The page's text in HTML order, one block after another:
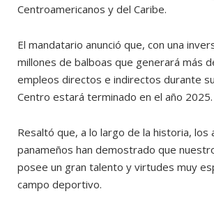
Centroamericanos y del Caribe.
El mandatario anunció que, con una
millones de balboas que generará más
empleos directos e indirectos durante
Centro estará terminado en el año 2025.
Resaltó que, a lo largo de la historia, los
panameños han demostrado que
posee un gran talento y virtudes muy
campo deportivo.